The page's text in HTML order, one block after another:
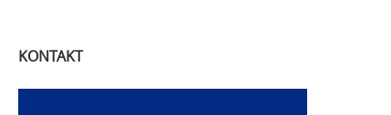
KONTAKT